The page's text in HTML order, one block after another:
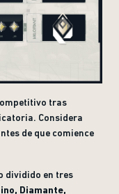
tras
Considera
de que comience
dividido en tres
Diamante,